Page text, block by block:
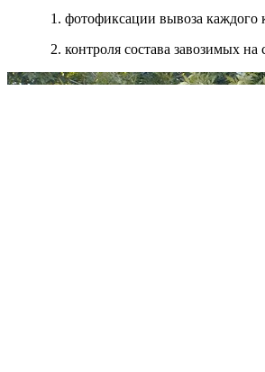
1. фотофиксации вывоза каждого
2. контроля состава завозимых